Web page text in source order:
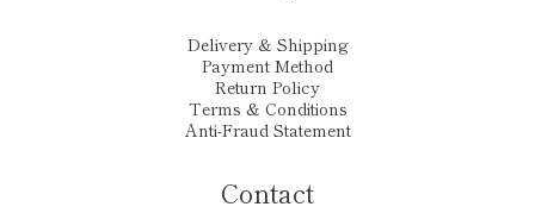
Delivery & Shipping
Payment Method
Return Policy
Terms & Conditions
Anti-Fraud Statement
Contact